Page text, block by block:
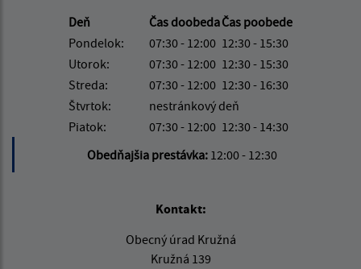
Deň
Čas doobedaČas poobede
Pondelok:
07:30 - 12:00 12:30 - 15:30
Utorok:
07:30 - 12:00 12:30 - 15:30
Streda:
07:30 - 12:00 12:30 - 16:30
Štvrtok:
nestránkový deň
Piatok:
07:30 - 12:00 12:30 - 14:30
Obedňajšia prestávka: 12:00 - 12:30
Kontakt:
Obecný úrad Kružná
Kružná 139